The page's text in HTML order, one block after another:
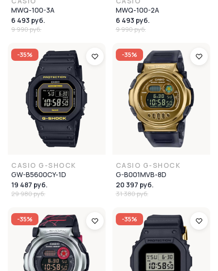
MWQ-100-3A
6 493 руб.
9 990 руб.
MWQ-100-2A
6 493 руб.
9 990 руб.
-35%
CASIO G-SHOCK
GW-B5600CY-1D
19 487 руб.
29 980 руб.
-35%
CASIO G-SHOCK
G-B001MVB-8D
20 397 руб.
31 380 руб.
-35% -35%